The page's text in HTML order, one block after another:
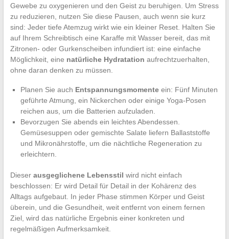
Gewebe zu oxygenieren und den Geist zu beruhigen. Um Stress
zu reduzieren, nutzen Sie diese Pausen, auch wenn sie kurz
sind: Jeder tiefe Atemzug wirkt wie ein kleiner Reset. Halten Sie
auf Ihrem Schreibtisch eine Karaffe mit Wasser bereit, das mit
Zitronen- oder Gurkenscheiben infundiert ist: eine einfache
Möglichkeit, eine natürliche Hydratation aufrechtzuerhalten,
ohne daran denken zu müssen.
Planen Sie auch Entspannungsmomenteein: Fünf Minuten
geführte Atmung, ein Nickerchen oder einige Yoga-Posen
reichen aus, um die Batterien aufzuladen.
Bevorzugen Sie abends ein leichtes Abendessen.
Gemüsesuppen oder gemischte Salate liefern Ballaststoffe
und Mikronährstoffe, um die nächtliche Regeneration zu
erleichtern.
Dieser ausgeglichene Lebensstil wird nicht einfach
beschlossen: Er wird Detail für Detail in der Kohärenz des
Alltags aufgebaut. In jeder Phase stimmen Körper und Geist
überein, und die Gesundheit, weit entfernt von einem fernen
Ziel, wird das natürliche Ergebnis einer konkreten und
regelmäßigen Aufmerksamkeit.